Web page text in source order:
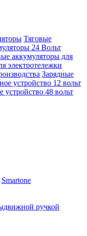
Тяговые
24 Вольт
аккумуляторы для
электротележки
Зарядные
устройство 12 вольт
устройство 48 вольт
Smartone
ручкой